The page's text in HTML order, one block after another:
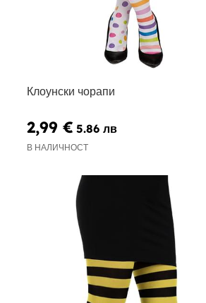
Клоунски чорапи
2,99 € 5.86 лв
В НАЛИЧНОСТ